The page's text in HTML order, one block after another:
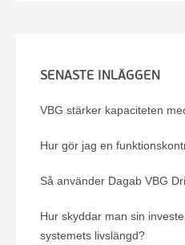
SENASTE INLÄGGEN
VBG stärker kapaciteten
Hur gör jag en
Så använder Dagab VBG
Hur skyddar man sin
systemets livslängd?